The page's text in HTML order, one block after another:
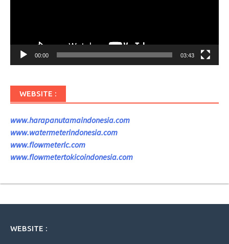
00:00 03:43
WEBSITE :
www.harapanutamaindonesia.com
www.watermeterindonesia.com
www.flowmeterlc.com
www.flowmetertokicoindonesia.com
WEBSITE :